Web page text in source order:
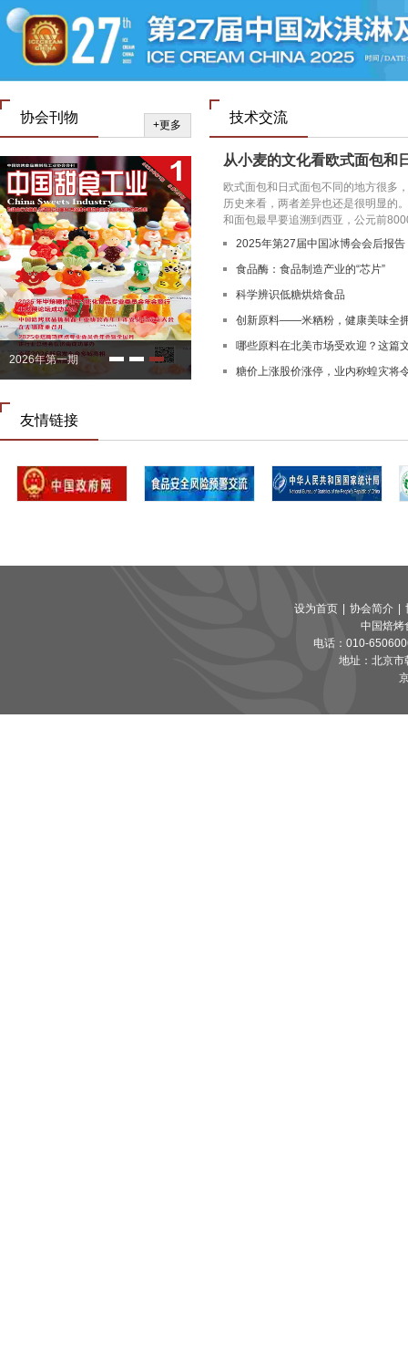
协会刊物 +更多
2026年第一期
技术交流
从小麦的文化看欧式面包和
欧式面包和日式面包不同的地方很多
历史来看，两者差异也还是很明
和面包最早要追溯到西亚，公元前
2025年第27届中国冰博会会后报告
食品酶：食品制造产业的“芯片”
科学辨识低糖烘焙食品
创新原料——米粞粉，健康美味全
哪些原料在北美市场受欢迎？这篇
糖价上涨股价涨停，业内称蝗灾将
友情链接
设为首页 协会简介
中国焙烤
电话：010-
地址：北京